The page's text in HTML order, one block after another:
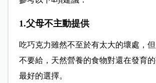
1.父母不主動提供
吃巧克力雖然不至於有太大的壞處，
不要給，天然營養的食物對還在發育
最好的選擇。